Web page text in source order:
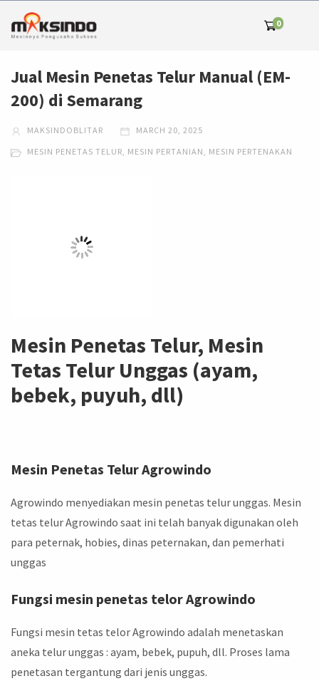
0
Jual Mesin Penetas Telur Manual (EM-
200) di Semarang
MAKSINDOBLITAR MARCH 20, 2025
MESIN PENETAS TELUR, MESIN PERTANIAN, MESIN PERTENAKAN
Mesin Penetas Telur, Mesin
Tetas Telur Unggas (ayam,
bebek, puyuh, dll)
Mesin Penetas Telur Agrowindo
Agrowindo menyediakan mesin penetas telur unggas. Mesin
tetas telur Agrowindo saat ini telah banyak digunakan oleh
para peternak, hobies, dinas peternakan, dan pemerhati
unggas
Fungsi mesin penetas telor Agrowindo
Fungsi mesin tetas telor Agrowindo adalah menetaskan
aneka telur unggas : ayam, bebek, pupuh, dll. Proses lama
penetasan tergantung dari jenis unggas.